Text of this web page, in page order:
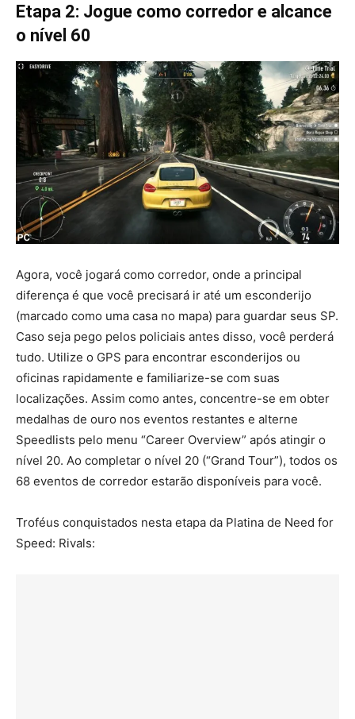
Etapa 2: Jogue como corredor e alcance
o nível 60
Agora, você jogará como corredor, onde a principal
diferença é que você precisará ir até um esconderijo
(marcado como uma casa no mapa) para guardar seus SP.
Caso seja pego pelos policiais antes disso, você perderá
tudo. Utilize o GPS para encontrar esconderijos ou
oficinas rapidamente e familiarize-se com suas
localizações. Assim como antes, concentre-se em obter
medalhas de ouro nos eventos restantes e alterne
Speedlists pelo menu “Career Overview” após atingir o
nível 20. Ao completar o nível 20 (“Grand Tour”), todos os
68 eventos de corredor estarão disponíveis para você.
Troféus conquistados nesta etapa da Platina de Need for
Speed: Rivals: